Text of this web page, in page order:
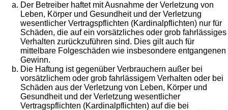
Der Betreiber haftet mit Ausnahme der Verletzung von
Leben, Körper und Gesundheit und der Verletzung
wesentlicher Vertragspflichten (Kardinalpflichten) nur für
Schäden, die auf ein vorsätzliches oder grob fahrlässiges
Verhalten zurückzuführen sind. Dies gilt auch für
mittelbare Folgeschäden wie insbesondere entgangenen
Gewinn.
Die Haftung ist gegenüber Verbrauchern außer bei
vorsätzlichem oder grob fahrlässigem Verhalten oder bei
Schäden aus der Verletzung von Leben, Körper und
Gesundheit und der Verletzung wesentlicher
Vertragspflichten (Kardinalpflichten) auf die bei